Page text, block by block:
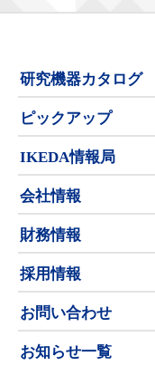
研究機器カタログ
ピックアップ
IKEDA情報局
会社情報
財務情報
採用情報
お問い合わせ
お知らせ一覧